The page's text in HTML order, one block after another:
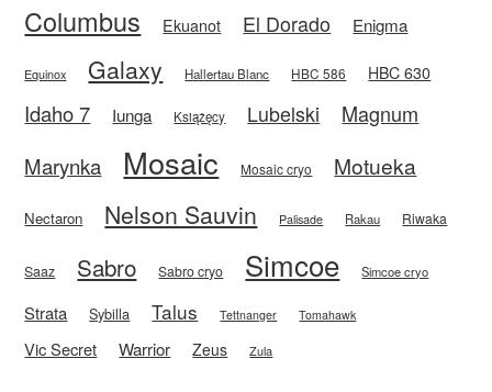
Columbus Ekuanot El Dorado Enigma
Equinox Galaxy Hallertau Blanc HBC 586 HBC 630
Idaho 7 Iunga Książęcy Lubelski
Magnum
Marynka
Mosaic Mosaic cryo Motueka
Nectaron Nelson Sauvin Palisade Rakau Riwaka
Saaz Sabro Sabro cryo Simcoe Simcoe cryo
Strata Sybilla Talus Tettnanger Tomahawk
Vic Secret Warrior Zeus Zula